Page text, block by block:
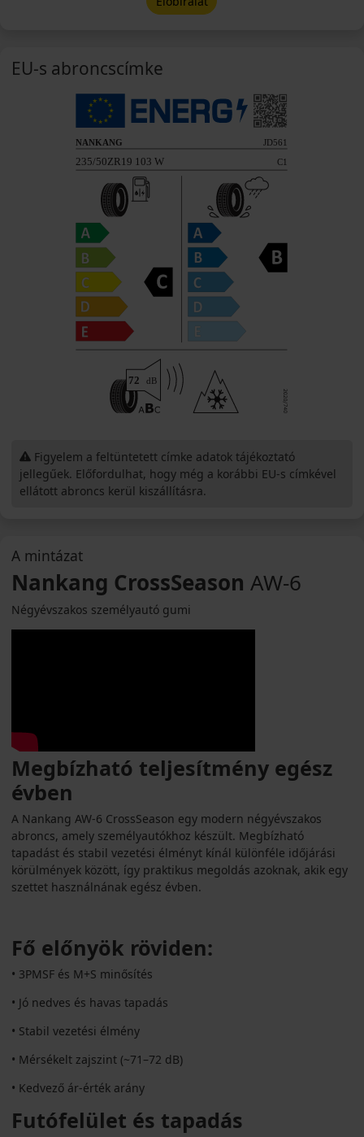
A mintázat
Nankang CrossSeason AW-6
Négyévszakos személyautó gumi
Megbízható teljesítmény egész
évben
A Nankang AW-6 CrossSeason egy modern négyévszakos
abroncs, amely személyautókhoz készült. Megbízható
tapadást és stabil vezetési élményt kínál különféle időjárási
körülmények között, így praktikus megoldás azoknak, akik egy
szettet használnának egész évben.
Fő előnyök röviden:
• 3PMSF és M+S minősítés
• Jó nedves és havas tapadás
• Stabil vezetési élmény
• Mérsékelt zajszint (~71–72 dB)
• Kedvező ár‑érték arány
Futófelület és tapadás
EU-s abroncscímke
Figyelem a feltüntetett címke adatok tájékoztató
jellegűek. Előfordulhat, hogy még a korábbi EU-s címkével
ellátott abroncs kerül kiszállításra.